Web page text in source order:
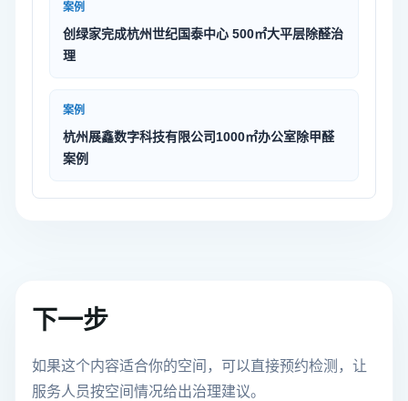
案例
创绿家完成杭州世纪国泰中心 500㎡大平层除醛治
理
案例
杭州展鑫数字科技有限公司1000㎡办公室除甲醛
案例
下一步
如果这个内容适合你的空间，可以直接预约检测，让
服务人员按空间情况给出治理建议。